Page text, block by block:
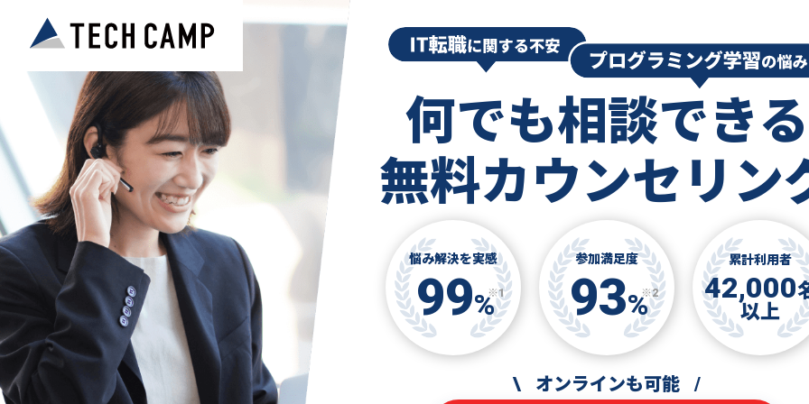
何でも相談できる
無料カウンセリン
悩み解決を実感
99%※1
参加満足度
93%※2
累計利用者
42,000
以上
\ オンラインも可能 /